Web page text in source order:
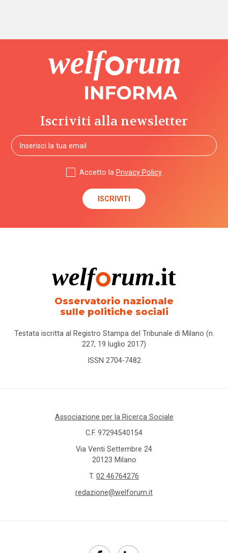
Diritti
Garante per
l'Infanzia e
l'Adolescenza
architettoniche
fisiche e
Iscriviti alla newsletter
Accetto la Privacy Policy
Osservatorio nazionale
sulle politiche sociali
Testata iscritta al Registro Stampa del Tribunale di Milano (n.
227, 19 luglio 2017)
ISSN 2704-7482
Associazione per la Ricerca Sociale
C.F. 97294540154
Via Venti Settembre 24
20123 Milano
T. 02 46764276
redazione@welforum.it